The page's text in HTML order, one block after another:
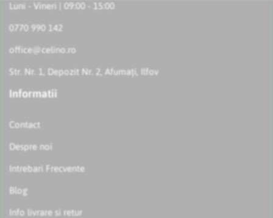
Luni - Vineri | 09:00 - 15:00
0770 990 142
office@celino.ro
Str. Nr. 1, Depozit Nr. 2, Afumați, Ilfov
Informatii
Contact
Despre noi
Intrebari Frecvente
Blog
Info livrare si retur